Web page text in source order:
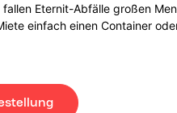
Eternit-Abfälle großen
einfach einen Container